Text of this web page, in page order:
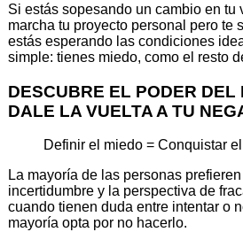
Si estás sopesando un cambio en tu
marcha tu proyecto personal pero te
estás esperando las condiciones
simple: tienes miedo, como el resto
DESCUBRE EL PODER DEL
DALE LA VUELTA A TU
Definir el miedo = Conquistar
La mayoría de las personas
incertidumbre y la perspectiva de
cuando tienen duda entre intentar o
mayoría opta por no hacerlo.